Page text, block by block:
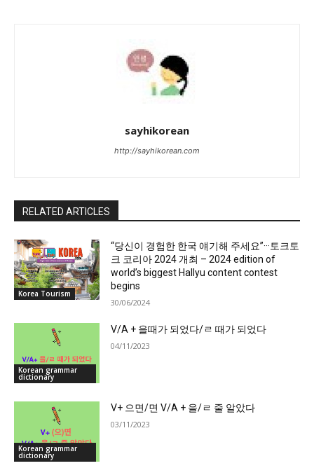
sayhikorean
http://sayhikorean.com
RELATED ARTICLES
Korea Tourism
“당신이 경험한 한국 얘기해 주세요”···토크토
크 코리아 2024 개최 – 2024 edition of
world’s biggest Hallyu content contest
begins
30/06/2024
Korean grammar
dictionary
V/A + 을때가 되었다/ㄹ 때가 되었다
04/11/2023
Korean grammar
dictionary
V+ 으면/면 V/A + 을/ㄹ 줄 알았다
03/11/2023